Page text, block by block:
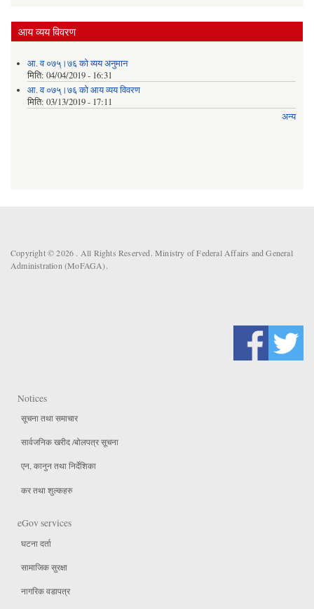
आय व्यय विवरण
आ. व ०७५्।७६ को व्यय अनुमान
मिति: 04/04/2019 - 16:31
आ. व ०७५्।७६ को आय व्यय विवरण
मिति: 03/13/2019 - 17:11
अन्य
Copyright © 2026 . All Rights Reserved. Ministry of Federal Affairs and General
Administration (MoFAGA).
Notices
सूचना तथा समाचार
सार्वजनिक खरीद /बोलपत्र सूचना
एन, कानुन तथा निर्देशिका
कर तथा शुल्कहरु
eGov services
घटना दर्ता
सामाजिक सुरक्षा
नागरिक वडापत्र